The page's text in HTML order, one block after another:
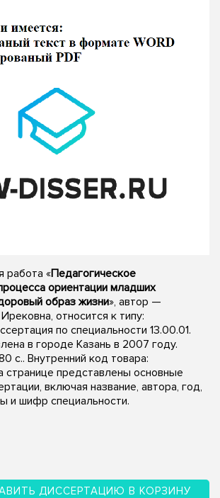
работа «Педагогическое
ориентации младших
образ жизни», автор —
относится к типу:
по специальности 13.00.01.
в городе Казань в 2007 году.
с.. Внутренний код товара:
представлены основные
включая название, автора, год,
и шифр специальности.
ДИССЕРТАЦИЮ В КОРЗИНУ